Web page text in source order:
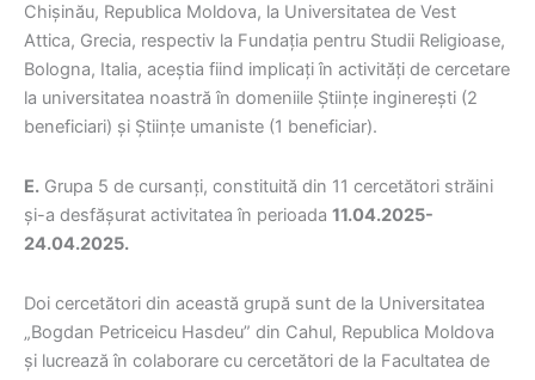
Chișinău, Republica Moldova, la Universitatea de Vest
Attica, Grecia, respectiv la Fundația pentru Studii Religioase,
Bologna, Italia, aceștia fiind implicați în activități de cercetare
la universitatea noastră în domeniile Științe inginerești (2
beneficiari) și Științe umaniste (1 beneficiar).
E. Grupa 5 de cursanți, constituită din 11 cercetători străini
și-a desfășurat activitatea în perioada 11.04.2025-
24.04.2025.
Doi cercetători din această grupă sunt de la Universitatea
„Bogdan Petriceicu Hasdeu” din Cahul, Republica Moldova
și lucrează în colaborare cu cercetători de la Facultatea de